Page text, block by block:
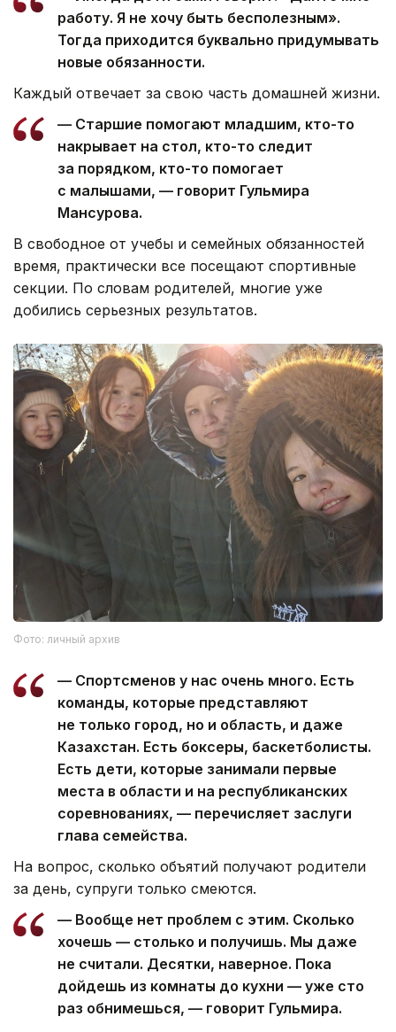
работу. Я не хочу быть бесполезным».
Тогда приходится буквально придумывать
новые обязанности.
Каждый отвечает за свою часть домашней жизни.
— Старшие помогают младшим, кто-то
накрывает на стол, кто-то следит
за порядком, кто-то помогает
с малышами, — говорит Гульмира
Мансурова.
В свободное от учебы и семейных обязанностей
время, практически все посещают спортивные
секции. По словам родителей, многие уже
добились серьезных результатов.
Фото: личный архив
— Спортсменов у нас очень много. Есть
команды, которые представляют
не только город, но и область, и даже
Казахстан. Есть боксеры, баскетболисты.
Есть дети, которые занимали первые
места в области и на республиканских
соревнованиях, — перечисляет заслуги
глава семейства.
На вопрос, сколько объятий получают родители
за день, супруги только смеются.
— Вообще нет проблем с этим. Сколько
хочешь — столько и получишь. Мы даже
не считали. Десятки, наверное. Пока
дойдешь из комнаты до кухни — уже сто
раз обнимешься, — говорит Гульмира.